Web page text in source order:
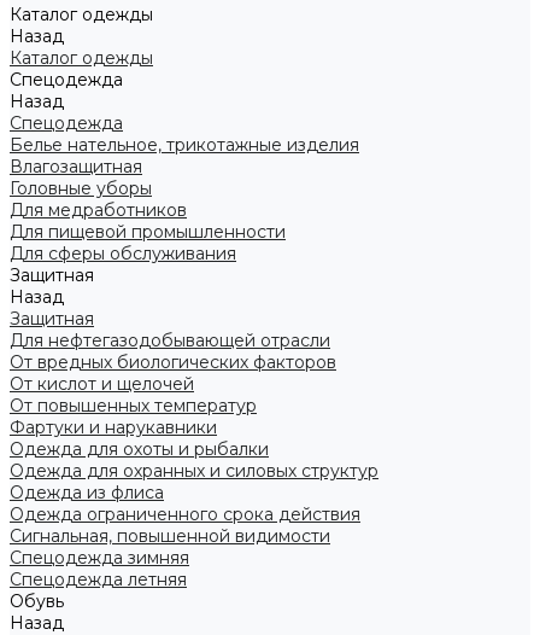
Каталог одежды
Назад
Каталог одежды
Спецодежда
Назад
Спецодежда
Белье нательное, трикотажные изделия
Влагозащитная
Головные уборы
Для медработников
Для пищевой промышленности
Для сферы обслуживания
Защитная
Назад
Защитная
Для нефтегазодобывающей отрасли
От вредных биологических факторов
От кислот и щелочей
От повышенных температур
Фартуки и нарукавники
Одежда для охоты и рыбалки
Одежда для охранных и силовых структур
Одежда из флиса
Одежда ограниченного срока действия
Сигнальная, повышенной видимости
Спецодежда зимняя
Спецодежда летняя
Обувь
Назад